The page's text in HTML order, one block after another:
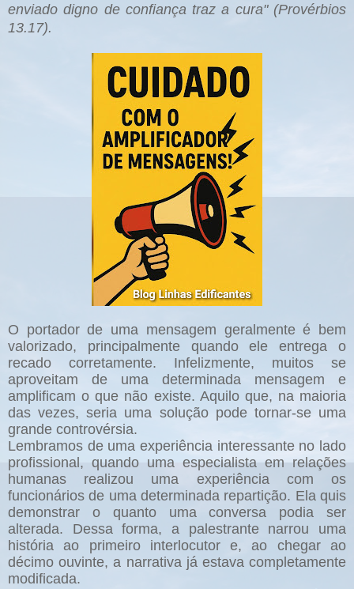
enviado digno de confiança traz a cura" (Provérbios
13.17).
O portador de uma mensagem geralmente é bem
valorizado, principalmente quando ele entrega o
recado corretamente. Infelizmente, muitos se
aproveitam de uma determinada mensagem e
amplificam o que não existe. Aquilo que, na maioria
das vezes, seria uma solução pode tornar-se uma
grande controvérsia.
Lembramos de uma experiência interessante no lado
profissional, quando uma especialista em relações
humanas realizou uma experiência com os
funcionários de uma determinada repartição. Ela quis
demonstrar o quanto uma conversa podia ser
alterada. Dessa forma, a palestrante narrou uma
história ao primeiro interlocutor e, ao chegar ao
décimo ouvinte, a narrativa já estava completamente
modificada.